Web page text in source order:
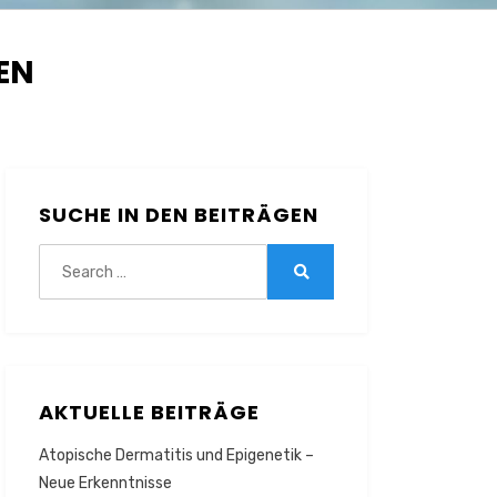
SUCHE IN DEN BEITRÄGEN
AKTUELLE BEITRÄGE
Atopische Dermatitis und Epigenetik –
Neue Erkenntnisse